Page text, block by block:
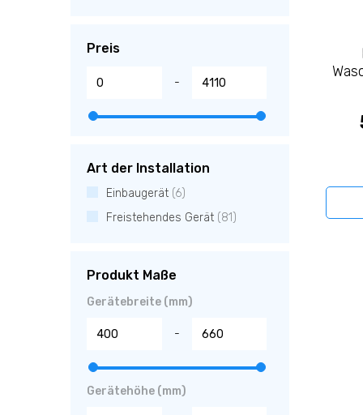
Preis
-
Art der Installation
Einbaugerät (6)
Freistehendes Gerät (81)
Produkt Maße
Gerätebreite (mm)
-
Gerätehöhe (mm)